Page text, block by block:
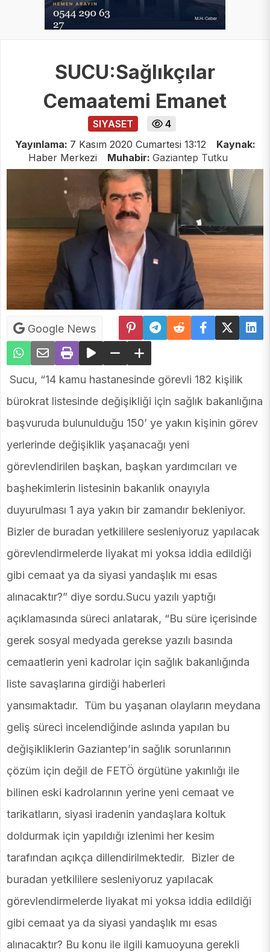
SUCU:Sağlıkçılar
Cemaatemi Emanet
SIYASET
4
Yayınlama: 7 Kasım 2020 Cumartesi 13:12
Kaynak:
Haber Merkezi
Muhabir: Gaziantep Tutku
Google News
Sucu, “14 kamu hastanesinde görevli 182 kişilik
bürokrat listesinde değişikliği için sağlık bakanlığına
başvuruda bulunulduğu 150’ ye yakın kişinin görev
yerlerinde değişiklik yaşanacağı yeni
görevlendirilen başkan, başkan yardımcıları ve
başhekimlerin listesinin bakanlık onayıyla
duyurulması 1 aya yakın bir zamandır bekleniyor.
Bizler de buradan yetkililere sesleniyoruz yapılacak
görevlendirmelerde liyakat mi yoksa iddia edildiği
gibi cemaat ya da siyasi yandaşlık mı esas
alınacaktır?” diye sordu.Sucu yazılı yaptığı
açıklamasında süreci anlatarak, “Bu süre içerisinde
gerek sosyal medyada gerekse yazılı basında
cemaatlerin yeni kadrolar için sağlık bakanlığında
liste savaşlarına girdiği haberleri
yansımaktadır. Tüm bu yaşanan olayların meydana
geliş süreci incelendiğinde aslında yapılan bu
değişikliklerin Gaziantep’in sağlık sorunlarının
çözüm için değil de FETÖ örgütüne yakınlığı ile
bilinen eski kadrolarının yerine yeni cemaat ve
tarikatların, siyasi iradenin yandaşlara koltuk
doldurmak için yapıldığı izlenimi her kesim
tarafından açıkça dillendirilmektedir. Bizler de
buradan yetkililere sesleniyoruz yapılacak
görevlendirmelerde liyakat mi yoksa iddia edildiği
gibi cemaat ya da siyasi yandaşlık mı esas
alınacaktır? Bu konu ile ilgili kamuoyuna gerekli